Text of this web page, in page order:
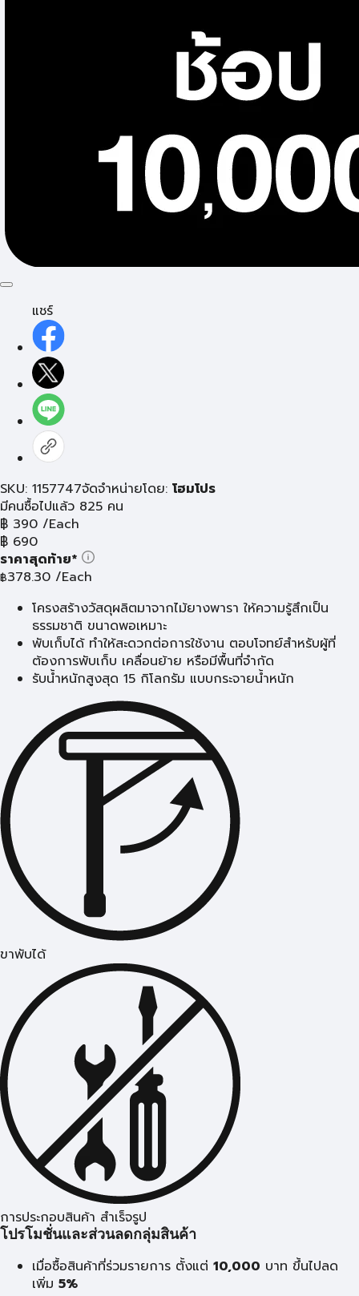
แชร์
SKU: 1157747จัดจำหน่ายโดย: โฮมโปร
มีคนซื้อไปแล้ว 825 คน
฿ 390 /Each
฿ 690
ราคาสุดท้าย*
฿378.30 /Each
โครงสร้างวัสดุผลิตมาจากไม้ยางพารา ให้ความรู้สึกเป็น
ธรรมชาติ ขนาดพอเหมาะ
พับเก็บได้ ทำให้สะดวกต่อการใช้งาน ตอบโจทย์สำหรับผู้ที่
ต้องการพับเก็บ เคลื่อนย้าย หรือมีพื้นที่จำกัด
รับน้ำหนักสูงสุด 15 กิโลกรัม แบบกระจายน้ำหนัก
ขาพับได้
การประกอบสินค้า สำเร็จรูป
โปรโมชั่นและส่วนลดกลุ่มสินค้า
เมื่อซื้อสินค้าที่ร่วมรายการ ตั้งแต่ 10,000 บาท ขึ้นไปลด
เพิ่ม 5%